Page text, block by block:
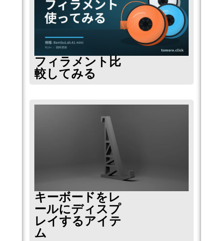
フィラメント比
較してみる
キーボードをレ
ールにディスプ
レイするアイテ
ム